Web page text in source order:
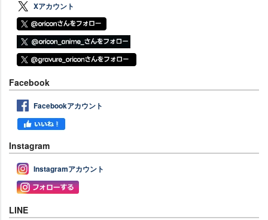
Xアカウント
Facebook
Facebookアカウント
Instagram
Instagramアカウント
LINE